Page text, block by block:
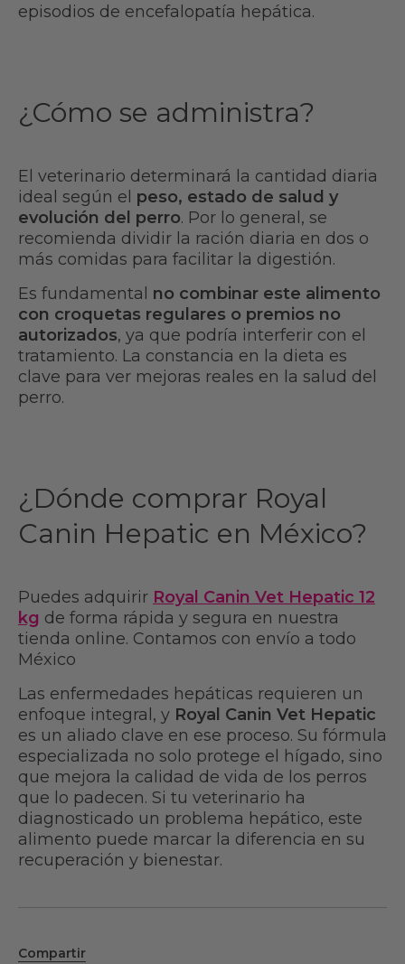
episodios de encefalopatía hepática.
¿Cómo se administra?
El veterinario determinará la cantidad diaria
ideal según el peso, estado de salud y
evolución del perro. Por lo general, se
recomienda dividir la ración diaria en dos o
más comidas para facilitar la digestión.
Es fundamental no combinar este alimento
con croquetas regulares o premios no
autorizados, ya que podría interferir con el
tratamiento. La constancia en la dieta es
clave para ver mejoras reales en la salud del
perro.
¿Dónde comprar Royal
Canin Hepatic en México?
Puedes adquirir Royal Canin Vet Hepatic 12
kg de forma rápida y segura en nuestra
tienda online. Contamos con envío a todo
México
Las enfermedades hepáticas requieren un
enfoque integral, y Royal Canin Vet Hepatic
es un aliado clave en ese proceso. Su fórmula
especializada no solo protege el hígado, sino
que mejora la calidad de vida de los perros
que lo padecen. Si tu veterinario ha
diagnosticado un problema hepático, este
alimento puede marcar la diferencia en su
recuperación y bienestar.
Compartir